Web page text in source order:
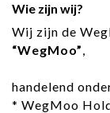
Wie zijn wij?
Wij zijn de
“WegMoo”,
handelend
* WegMoo